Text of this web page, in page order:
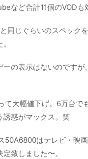
など合計11個のVOD
同じぐらいのスペック
ーの表示はないのです
て大幅値下げ。6万台で
誘惑がマックス。笑
50A6800はテレビ・映
致しました〜。